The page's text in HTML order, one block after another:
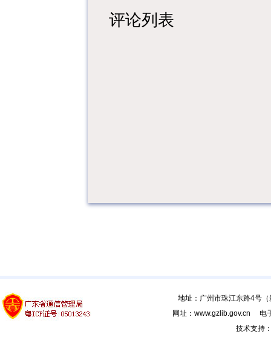
评论列表
地址：广州市珠江东路4
网址：www.gzlib.gov.cn 电
技术支持